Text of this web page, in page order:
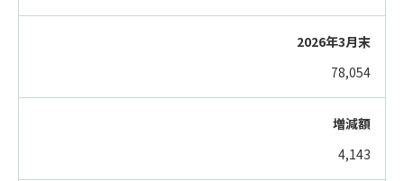
78,054
4,143